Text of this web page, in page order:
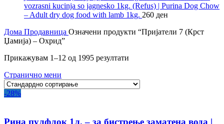
vozrasni kucinja so jagnesko 1kg. (Refus) | Purina Dog Chow
– Adult dry dog food with lamb 1kg. 260 ден
Дома Продавница Означени продукти “Пријатели 7 (Крст
Џамија) – Охрид”
Прикажувам 1–12 од 1995 резултати
Странично мени
-28%
Рина пулфлок 1л. – за бистрење заматена вода |